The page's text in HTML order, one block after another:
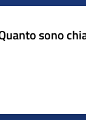
sono